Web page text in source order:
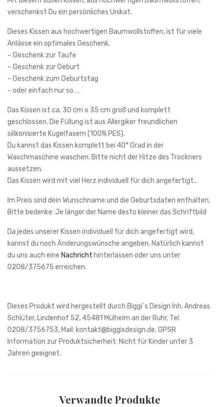
verschenkst Du ein persönliches Unikat.
Dieses Kissen aus hochwertigen Baumwollstoffen, ist für viele
Anlässe ein optimales Geschenk.
– Geschenk zur Taufe
– Geschenk zur Geburt
– Geschenk zum Geburtstag
– oder einfach nur so….
Das Kissen ist ca. 30 cm x 35 cm groß und komplett
geschlossen. Die Füllung ist aus Allergiker freundlichen
silikonisierte Kugelfasern (100% PES).
Du kannst das Kissen komplett bei 40° Grad in der
Waschmaschine waschen. Bitte nicht der Hitze des Trockners
aussetzen.
Das Kissen wird mit viel Herz individuell für dich angefertigt..
Im Preis sind dein Wunschname und die Geburtsdaten enthalten.
Bitte bedenke: Je länger der Name desto kleiner das Schriftbild
Da jedes unserer Kissen individuell für dich angefertigt wird,
kannst du noch Änderungswünsche angeben. Natürlich kannst
du uns auch eine Nachricht hinterlassen oder uns unter
0208/375675 erreichen.
Verwandte Produkte